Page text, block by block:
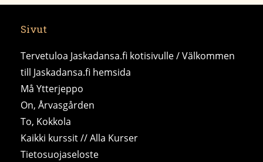
Sivut
Tervetuloa Jaskadansa.fi kotisivulle / Välkommen
till Jaskadansa.fi hemsida
Må Ytterjeppo
On, Årvasgården
To, Kokkola
Kaikki kurssit // Alla Kurser
Tietosuojaseloste